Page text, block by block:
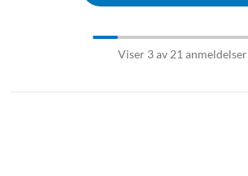
Viser 3 av 21 anmeldelser